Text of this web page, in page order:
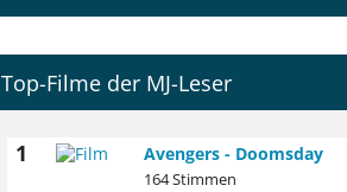
Top-Filme der MJ-Leser
1 Avengers - Doomsday
164 Stimmen